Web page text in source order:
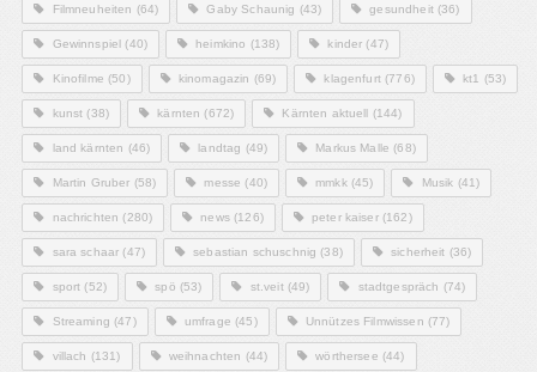
Filmneuheiten (64) Gaby Schaunig (43) gesundheit(36)
Gewinnspiel (40) heimkino (138) kinder (47)
Kinofilme (50) kinomagazin (69) klagenfurt(776) kt1 (53)
kunst (38) kärnten (672) Kärnten aktuell (144)
land kärnten (46) landtag (49) Markus Malle (68)
Martin Gruber (58) messe (40) mmkk(45) Musik (41)
nachrichten (280) news(126) peter kaiser(162)
sara schaar (47) sebastian schuschnig (38) sicherheit (36)
sport (52) spö (53) st.veit(49) stadtgespräch (74)
Streaming (47) umfrage (45) Unnützes Filmwissen (77)
villach (131) weihnachten (44) wörthersee (44)